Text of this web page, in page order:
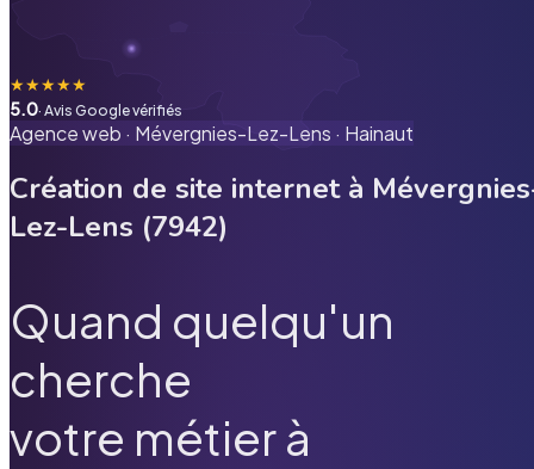
★★★★★
5.0· Avis Google vérifiés
Agence web · Mévergnies-Lez-Lens · Hainaut
Création de site internet à
Lez-Lens (7942)
Quand quelqu'un
cherche
votre métier à